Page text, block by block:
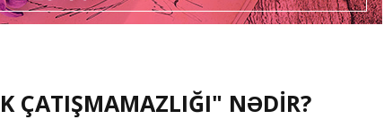
ÇATIŞMAMAZLIĞI" NƏDİR?